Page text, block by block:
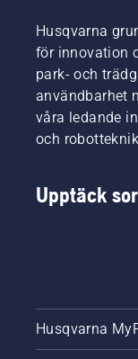
Husqvarna
för innovation
park- och
användbarhet
våra ledande
och
Upptäck
Husqvarna